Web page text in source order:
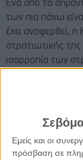
Εμείς και οι
πρόσβαση σε
Ένα από τα
των πιο πάνω
έχει αναφερθεί, η
στρατιωτικής
ισορροπία των
οποιαδήποτε
επιπτώσεις αυτό
Υπενθυμίζεται
ναυτικό των ΗΠΑ
ότι ποιοτικά, με